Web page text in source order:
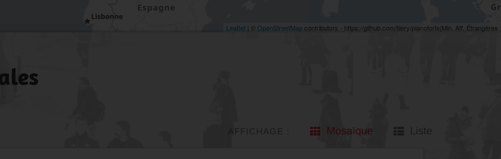
Leaflet | © OpenStreetMapcontributors - https://github.com/tilery/pianoforte|Min. Aff. Étrangères
AFFICHAGE : Mosaïque Liste